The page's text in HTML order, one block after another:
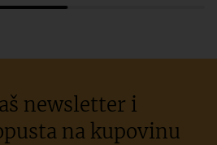
newsletter i
na kupovinu